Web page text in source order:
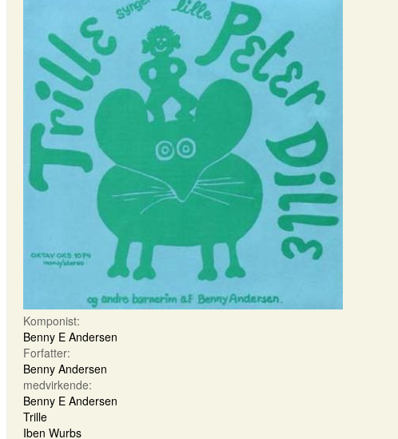
Komponist:
Benny E Andersen
Forfatter:
Benny Andersen
medvirkende:
Benny E Andersen
Trille
Iben Wurbs